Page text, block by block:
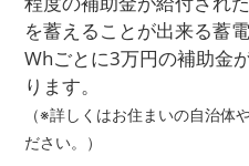
を蓄えることが出来る蓄
Whごとに3万円の補助金
ります。
（※詳しくはお住まいの自治体
ださい。）